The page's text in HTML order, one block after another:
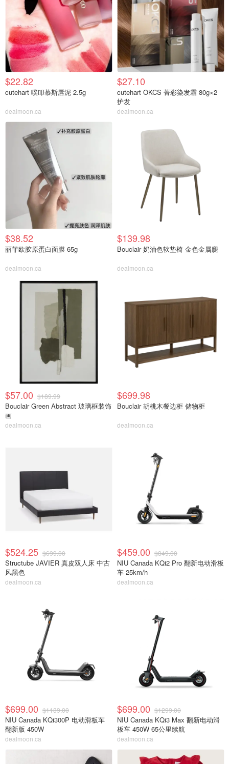
$22.82
cutehart 噗叩慕斯唇泥 2.5g
dealmoon.ca
$27.10
cutehart OKCS 菁彩染发霜 80g×2
护发
dealmoon.ca
$38.52
丽菲欧胶原蛋白面膜 65g
dealmoon.ca
$139.98
Bouclair 奶油色软垫椅 金色金属腿
dealmoon.ca
$57.00 $189.99
Bouclair Green Abstract 玻璃框装饰
画
dealmoon.ca
$699.98
Bouclair 胡桃木餐边柜 储物柜
dealmoon.ca
$524.25 $699.00
Structube JAVIER 真皮双人床 中古
风黑色
dealmoon.ca
$459.00 $849.00
NIU Canada KQi2 Pro 翻新电动滑板
车 25km/h
dealmoon.ca
$699.00 $1139.00
NIU Canada KQi300P 电动滑板车
翻新版 450W
dealmoon.ca
$699.00 $1299.00
NIU Canada KQi3 Max 翻新电动滑
板车 450W 65公里续航
dealmoon.ca